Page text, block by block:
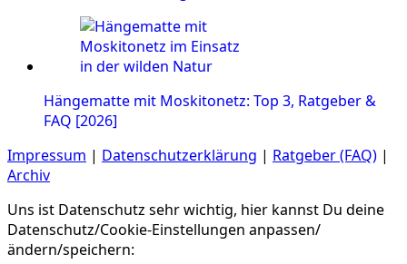
Hängematte mit Moskitonetz: Top 3, Ratgeber &
FAQ [2026]
Impressum | Datenschutzerklärung | Ratgeber (FAQ) |
Archiv
Uns ist Datenschutz sehr wichtig, hier kannst Du deine
Datenschutz/Cookie-Einstellungen anpassen/
ändern/speichern: